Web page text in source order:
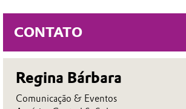
CONTATO
Regina Bárbara
Comunicação & Eventos